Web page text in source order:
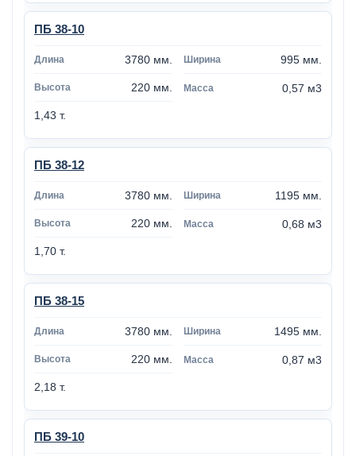
ПБ 38-10
3780 мм. 995 мм.
220 мм. 0,57 м3
1,43 т.
ПБ 38-12
3780 мм. 1195 мм.
220 мм. 0,68 м3
1,70 т.
ПБ 38-15
3780 мм. 1495 мм.
220 мм. 0,87 м3
2,18 т.
ПБ 39-10